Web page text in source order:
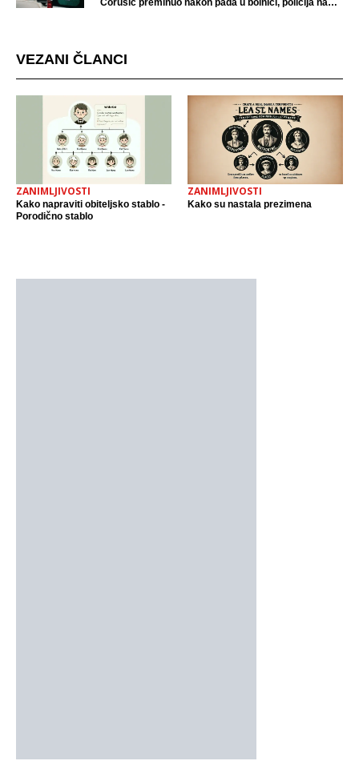
Ćorušić preminuo nakon pada u bolnici, policija na
VEZANI ČLANCI
ZANIMLJIVOSTI
Kako napraviti obiteljsko stablo -
Porodično stablo
ZANIMLJIVOSTI
Kako su nastala prezimena